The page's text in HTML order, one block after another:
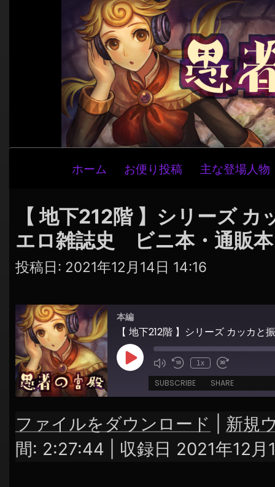
ビ
ゲ
ー
ョ
ン
ホーム お便り投稿 主な登場人物
【 地下212階 】シリーズ
エロ雑誌史 ビニ本・通販
投稿日: 2021年12月14日 14:16
本編
Play
Episode
1x
SUBSCRIBE SHARE
RSS FEED
SHARE
LINK
ファイルをダウンロード
新規
間: 2:27:44
収録日 2021年12月